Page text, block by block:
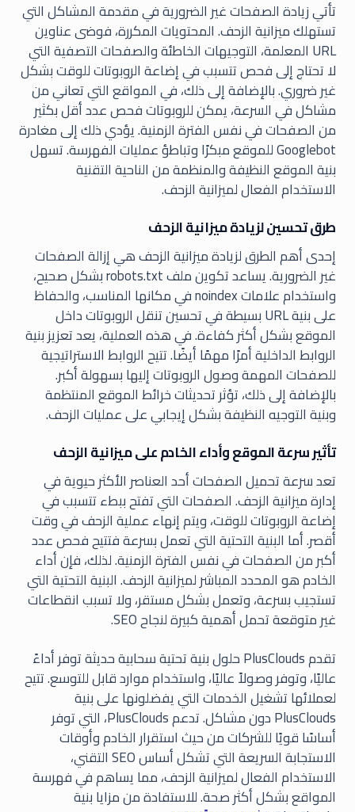
تأتي زيادة الصفحات غير الضرورية في مقدمة المشاكل التي
تستهلك ميزانية الزحف. المحتويات المكررة، فوضى عناوين
URL المعلمة، التوجيهات الخاطئة والصفحات التصفية التي
لا تحتاج إلى فحص تتسبب في إضاعة الروبوتات للوقت بشكل
غير ضروري. بالإضافة إلى ذلك، في المواقع التي تعاني من
مشاكل في السرعة، يمكن للروبوتات فحص عدد أقل بكثير
من الصفحات في نفس الفترة الزمنية. يؤدي ذلك إلى مغادرة
Googlebot للموقع مبكرًا وتباطؤ عمليات الفهرسة. تسهل
بنية الموقع النظيفة والمنظمة من الناحية التقنية
الاستخدام الفعال لميزانية الزحف.
طرق تحسين لزيادة ميزانية الزحف
إحدى أهم الطرق لزيادة ميزانية الزحف هي إزالة الصفحات
غير الضرورية. يساعد تكوين ملف robots.txt بشكل صحيح،
واستخدام علامات noindex في مكانها المناسب، والحفاظ
على بنية URL بسيطة في تحسين تنقل الروبوتات داخل
الموقع بشكل أكثر كفاءة. في هذه العملية، يعد تعزيز بنية
الروابط الداخلية أمرًا مهمًا أيضًا. تتيح الروابط الاستراتيجية
للصفحات المهمة وصول الروبوتات إليها بسهولة أكبر.
بالإضافة إلى ذلك، تؤثر تحديثات خرائط الموقع المنتظمة
وبنية التوجيه النظيفة بشكل إيجابي على عمليات الزحف.
تأثير سرعة الموقع وأداء الخادم على ميزانية الزحف
تعد سرعة تحميل الصفحات أحد العناصر الأكثر حيوية في
إدارة ميزانية الزحف. الصفحات التي تفتح ببطء تتسبب في
إضاعة الروبوتات للوقت، ويتم إنهاء عملية الزحف في وقت
أقصر. أما البنية التحتية التي تعمل بسرعة فتتيح فحص عدد
أكبر من الصفحات في نفس الفترة الزمنية. لذلك، فإن أداء
الخادم هو المحدد المباشر لميزانية الزحف. البنية التحتية التي
تستجيب بسرعة، وتعمل بشكل مستقر، ولا تسبب انقطاعات
غير متوقعة تحمل أهمية كبيرة لنجاح SEO.
تقدم PlusClouds حلول بنية تحتية سحابية حديثة توفر أداءً
عاليًا، وتوفر وصولاً عاليًا، واستخدام موارد قابل للتوسع. تتيح
لعملائها تشغيل الخدمات التي يفضلونها على بنية
PlusClouds دون مشاكل. تدعم PlusClouds، التي توفر
أساسًا قويًا للشركات من حيث استقرار الخادم وأوقات
الاستجابة السريعة التي تشكل أساس SEO التقني،
الاستخدام الفعال لميزانية الزحف، مما يساهم في فهرسة
المواقع بشكل أكثر صحة. للاستفادة من مزايا بنية